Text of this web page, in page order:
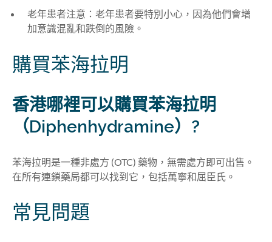
老年患者注意：老年患者要特別小心，因為他們會增
加意識混亂和跌倒的風險。
購買苯海拉明
香港哪裡可以購買苯海拉明
（Diphenhydramine）?
苯海拉明是一種非處方 (OTC) 藥物，無需處方即可出售。
在所有連鎖藥局都可以找到它，包括萬寧和屈臣氏。
常見問題